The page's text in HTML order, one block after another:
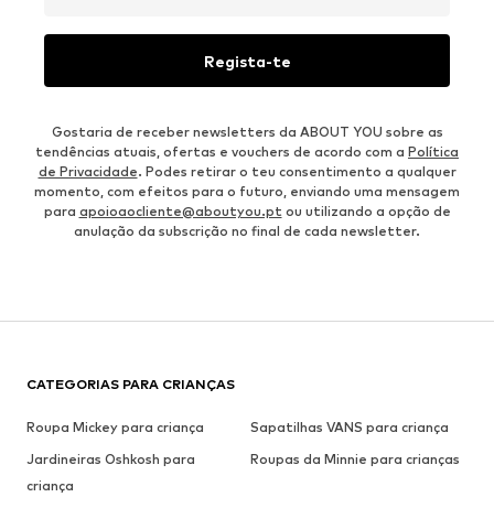
Regista-te
Gostaria de receber newsletters da ABOUT YOU sobre as
tendências atuais, ofertas e vouchers de acordo com a Política
de Privacidade. Podes retirar o teu consentimento a qualquer
momento, com efeitos para o futuro, enviando uma mensagem
para apoioaocliente@aboutyou.ptou utilizando a opção de
anulação da subscrição no final de cada newsletter.
CATEGORIAS PARA CRIANÇAS
Roupa Mickey para criança
Sapatilhas VANS para criança
Jardineiras Oshkosh para
criança
Roupas da Minnie para crianças